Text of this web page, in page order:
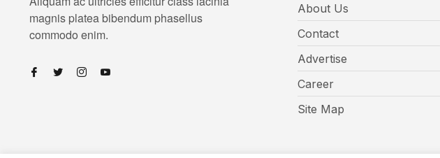
magnis platea bibendum phasellus
commodo enim.
About Us
Contact
Advertise
Career
Site Map